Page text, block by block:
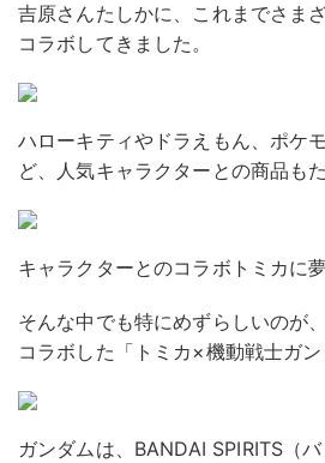
吉原さんたしかに、これまでさま
コラボしてきました。
ハローキティやドラえもん、ポケ
ど、人気キャラクターとの商品も
キャラクターとのコラボトミカに
そんな中でも特にめずらしいのが
コラボした「トミカ×機動戦士ガン
ガンダムは、BANDAI SPIRITS（